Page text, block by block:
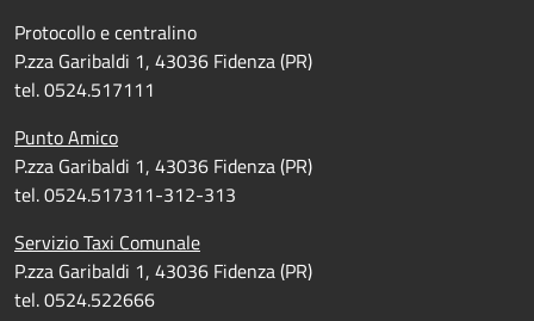
Protocollo e centralino
P.zza Garibaldi 1, 43036 Fidenza (PR)
tel. 0524.517111
Punto Amico
P.zza Garibaldi 1, 43036 Fidenza (PR)
tel. 0524.517311-312-313
Servizio Taxi Comunale
P.zza Garibaldi 1, 43036 Fidenza (PR)
tel. 0524.522666